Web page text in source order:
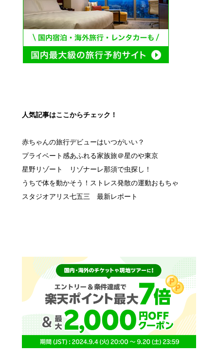
人気記事はここからチェック！
赤ちゃんの旅行デビューはいつがいい？
プライベート感あふれる家族旅＠星のや東京
星野リゾート リゾナーレ那須で虫探し！
うちで体を動かそう！ストレス発散の運動おもちゃ
スタジオアリス七五三 最新レポート